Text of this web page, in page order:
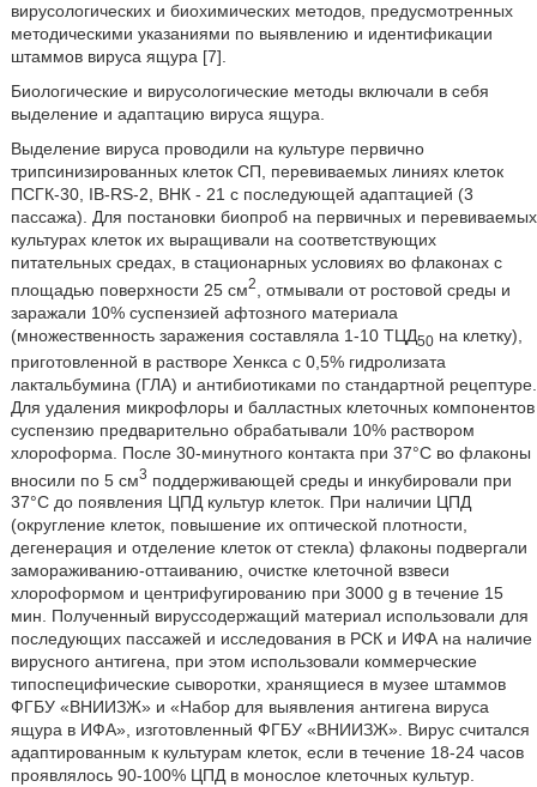
вирусологических и биохимических методов, предусмотренных
методическими указаниями по выявлению и идентификации
штаммов вируса ящура [7].
Биологические и вирусологические методы включали в себя
выделение и адаптацию вируса ящура.
Выделение вируса проводили на культуре первично
трипсинизированных клеток СП, перевиваемых линиях клеток
ПСГК-30, IB-RS-2, ВНК - 21 с последующей адаптацией (3
пассажа). Для постановки биопроб на первичных и перевиваемых
культурах клеток их выращивали на соответствующих
питательных средах, в стационарных условиях во флаконах с
площадью поверхности 25 см2
, отмывали от ростовой среды и
заражали 10% суспензией афтозного материала
(множественность заражения составляла 1-10 ТЦД50на клетку),
приготовленной в растворе Хенкса с 0,5% гидролизата
лактальбумина (ГЛА) и антибиотиками по стандартной рецептуре.
Для удаления микрофлоры и балластных клеточных компонентов
суспензию предварительно обрабатывали 10% раствором
хлороформа. После 30-минутного контакта при 37°С во флаконы
вносили по 5 см3 поддерживающей среды и инкубировали при
37°С до появления ЦПД культур клеток. При наличии ЦПД
(округление клеток, повышение их оптической плотности,
дегенерация и отделение клеток от стекла) флаконы подвергали
замораживанию-оттаиванию, очистке клеточной взвеси
хлороформом и центрифугированию при 3000 g в течение 15
мин. Полученный вируссодержащий материал использовали для
последующих пассажей и исследования в РСК и ИФА на наличие
вирусного антигена, при этом использовали коммерческие
типоспецифические сыворотки, хранящиеся в музее штаммов
ФГБУ «ВНИИЗЖ» и «Набор для выявления антигена вируса
ящура в ИФА», изготовленный ФГБУ «ВНИИЗЖ». Вирус считался
адаптированным к культурам клеток, если в течение 18-24 часов
проявлялось 90-100% ЦПД в монослое клеточных культур.